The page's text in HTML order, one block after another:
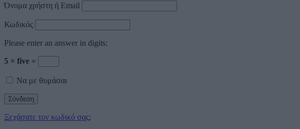
Όνομα χρήστη ή Email
Κωδικός
Please enter an answer in digits:
5 × five =
Να με θυμάσαι
Ξεχάσατε τον κωδικό σας;